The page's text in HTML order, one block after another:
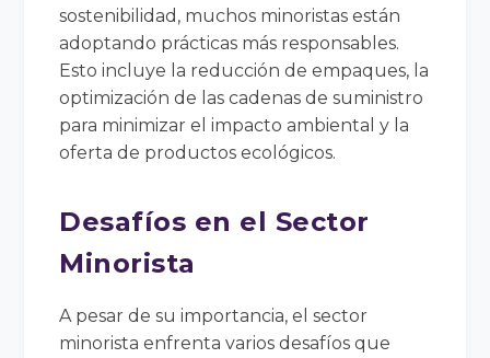
sostenibilidad, muchos minoristas están
adoptando prácticas más responsables.
Esto incluye la reducción de empaques, la
optimización de las cadenas de suministro
para minimizar el impacto ambiental y la
oferta de productos ecológicos.
Desafíos en el Sector
Minorista
A pesar de su importancia, el sector
minorista enfrenta varios desafíos que